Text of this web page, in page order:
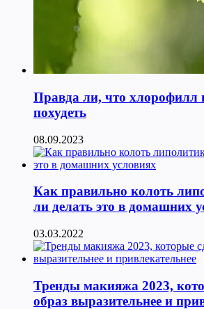
Правда ли, что хлорофилл
похудеть
08.09.2023
Как правильно колоть
ли делать это в домашних
03.03.2022
Тренды макияжа 2023,
образ выразительнее и